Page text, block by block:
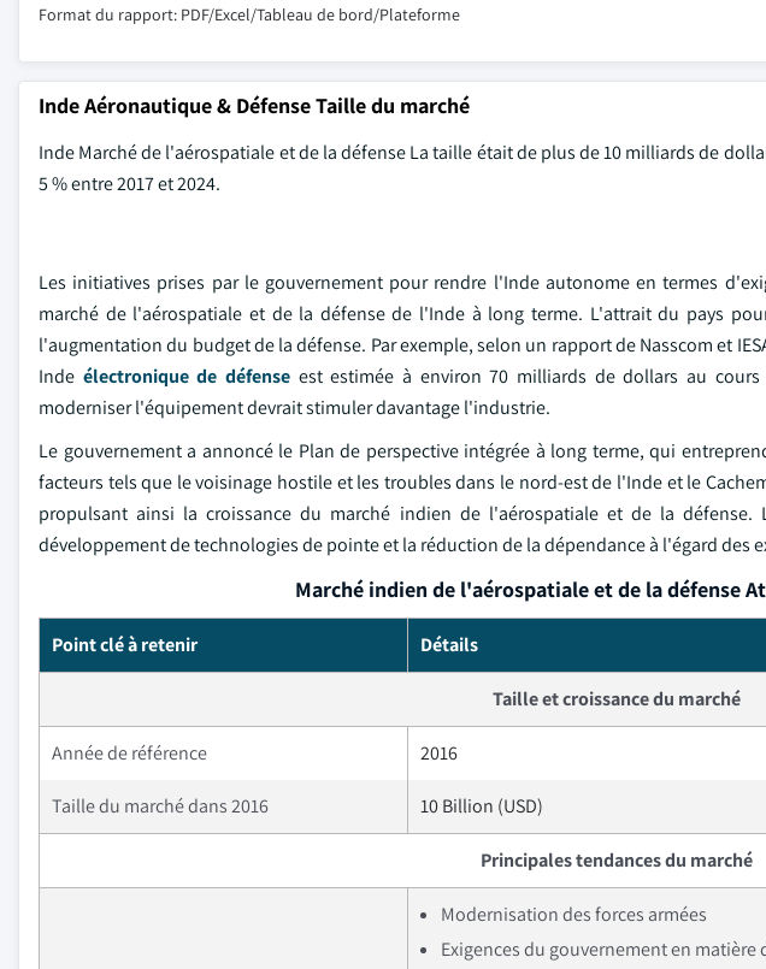
Format du rapport: PDF/Excel/Tableau de bord/Plateforme
Inde Aéronautique & Défense Taille du marché
Inde Marché de l'aérospatiale et de la défenseLa taille était de plus de 10 milliards de
5 % entre 2017 et 2024.
Les initiatives prises par le gouvernement pour rendre l'Inde autonome en termes
marché de l'aérospatiale et de la défense de l'Inde à long terme. L'attrait du pays
l'augmentation du budget de la défense. Par exemple, selon un rapport de Nasscom et
Inde électronique de défense est estimée à environ 70 milliards de dollars au
moderniser l'équipement devrait stimuler davantage l'industrie.
Le gouvernement a annoncé le Plan de perspective intégrée à long terme, qui
facteurs tels que le voisinage hostile et les troubles dans le nord-est de l'Inde et le
propulsant ainsi la croissance du marché indien de l'aérospatiale et de la
développement de technologies de pointe et la réduction de la dépendance à l'égard des
Marché indien de l'aérospatiale et de la défense
Point clé à retenir Détails
Taille et croissance du marché
Année de référence 2016
Taille du marché dans 2016 10 Billion (USD)
Principales tendances du marché
Modernisation des forces armées
Exigences du gouvernement en matière